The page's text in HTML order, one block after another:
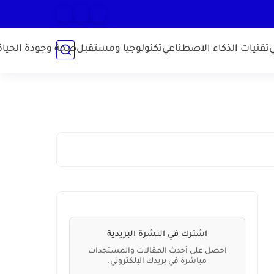
تقنيات الذكاء الاصطناعيتكنولوجيا ومستقبلصحة وجودة
اشترك في النشرة البريدية
احصل على أحدث المقالات والمستجدات
مباشرة في بريدك الإلكتروني.